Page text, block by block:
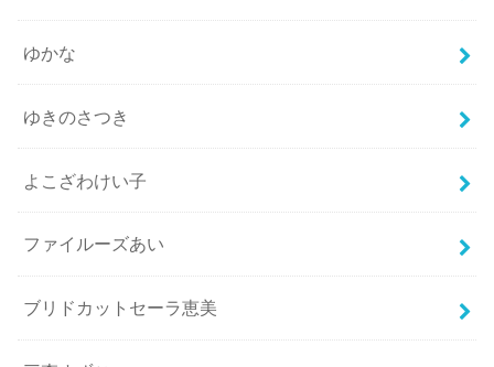
ゆかな
ゆきのさつき
よこざわけい子
ファイルーズあい
ブリドカットセーラ恵美